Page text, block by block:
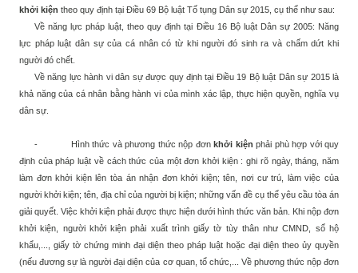
khởi kiện theo quy định tại Điều 69 Bộ luật Tố tụng Dân sự 2015, cụ thể như sau:
Về năng lực pháp luật, theo quy định tại Điều 16 Bộ luật Dân sự 2005: Năng
lực pháp luật dân sự của cá nhân có từ khi người đó sinh ra và chấm dứt khi
người đó chết.
Về năng lực hành vi dân sự được quy định tại Điều 19 Bộ luật Dân sự 2015 là
khả năng của cá nhân bằng hành vi của mình xác lập, thực hiện quyền, nghĩa vụ
dân sự.
- Hình thức và phương thức nộp đơnkhởi kiện phải phù hợp với quy
định của pháp luật về cách thức của một đơn khởi kiện : ghi rõ ngày, tháng, năm
làm đơn khởi kiện lên tòa án nhận đơn khởi kiện; tên, nơi cư trú, làm việc của
người khởi kiện; tên, địa chỉ của người bị kiện; những vấn đề cụ thể yêu cầu tòa án
giải quyết. Việc khởi kiện phải được thực hiện dưới hình thức văn bản. Khi nộp đơn
khởi kiện, người khởi kiện phải xuất trình giấy tờ tùy thân như CMND, sổ hộ
khẩu,..., giấy tờ chứng minh đại diện theo pháp luật hoặc đại diện theo ủy quyền
(nếu đương sự là người đại diện của cơ quan, tổ chức,... Về phương thức nộp đơn